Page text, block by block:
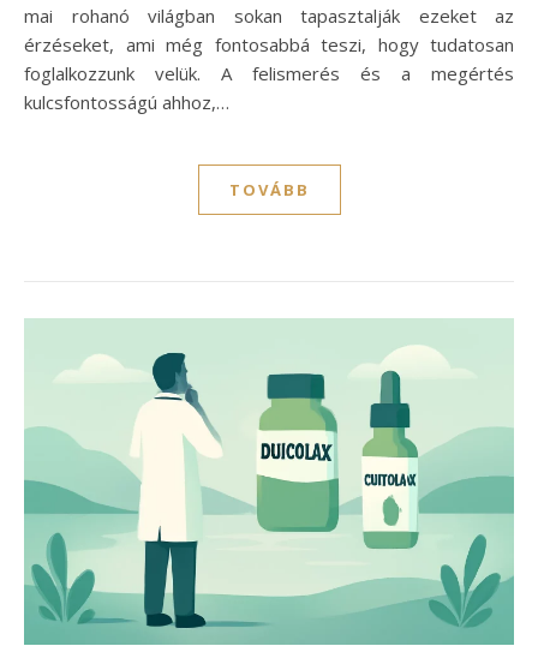
mai rohanó világban sokan tapasztalják ezeket az
érzéseket, ami még fontosabbá teszi, hogy tudatosan
foglalkozzunk velük. A felismerés és a megértés
kulcsfontosságú ahhoz,…
TOVÁBB